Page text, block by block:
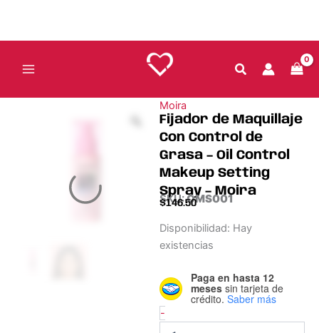
contenido
Moira
Fijador de Maquillaje
Con Control de
Grasa – Oil Control
Makeup Setting
Spray – Moira
SKU:OMS001
$146.50
Disponibilidad: Hay
existencias
Paga en hasta 12
meses sin tarjeta de
crédito. Saber más
-
Fijador
de
Control
de
-
Oil
Control
Makeup
Spray
-
Moira
cantidad